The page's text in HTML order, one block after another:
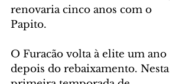
renovaria cinco anos com o
Papito.
O Furacão volta à elite um ano
depois do rebaixamento. Nesta